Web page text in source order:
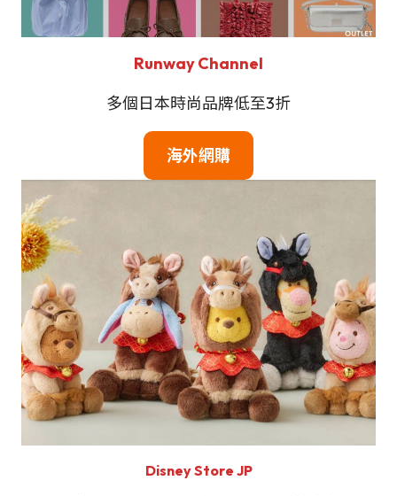
Runway Channel
多個日本時尚品牌低至3折
海外網購
Disney Store JP